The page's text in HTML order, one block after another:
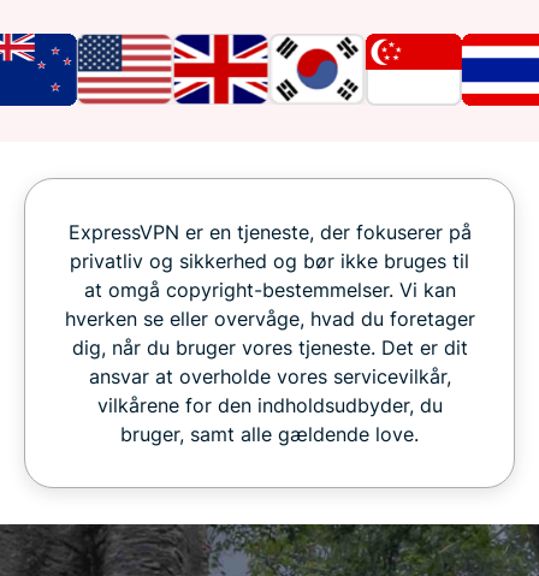
ExpressVPN er en tjeneste, der fokuserer på
privatliv og sikkerhed og bør ikke bruges til
at omgå copyright-bestemmelser. Vi kan
hverken se eller overvåge, hvad du foretager
dig, når du bruger vores tjeneste. Det er dit
ansvar at overholde vores servicevilkår,
vilkårene for den indholdsudbyder, du
bruger, samt alle gældende love.